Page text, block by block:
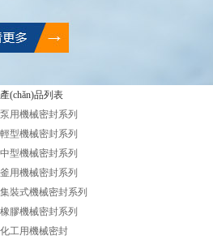
產(chǎn)品列表
泵用機械密封系列
輕型機械密封系列
中型機械密封系列
釜用機械密封系列
集裝式機械密封系列
橡膠機械密封系列
化工用機械密封